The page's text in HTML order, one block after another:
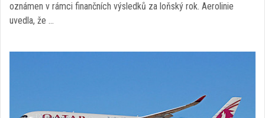
oznámen v rámci finančních výsledků za loňský rok. Aerolinie
uvedla, že …